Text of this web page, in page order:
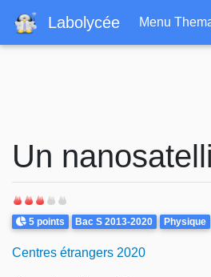
Labolycée Menu
Un
Points
5 points Theme
Bac S 2013-2020 Physique
Centres étrangers 2020